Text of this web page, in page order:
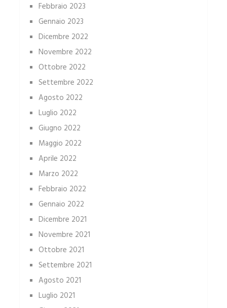
Febbraio 2023
Gennaio 2023
Dicembre 2022
Novembre 2022
Ottobre 2022
Settembre 2022
Agosto 2022
Luglio 2022
Giugno 2022
Maggio 2022
Aprile 2022
Marzo 2022
Febbraio 2022
Gennaio 2022
Dicembre 2021
Novembre 2021
Ottobre 2021
Settembre 2021
Agosto 2021
Luglio 2021